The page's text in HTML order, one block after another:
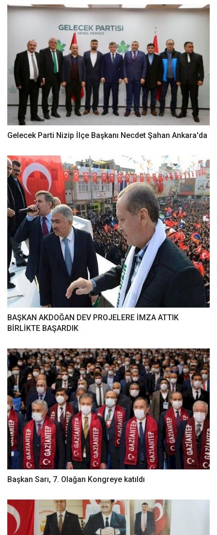
Gelecek Parti Nizip İlçe Başkanı Necdet Şahan Ankara'da
BAŞKAN AKDOĞAN DEV PROJELERE İMZA ATTIK
BİRLİKTE BAŞARDIK
Başkan Sarı, 7. Olağan Kongreye katıldı